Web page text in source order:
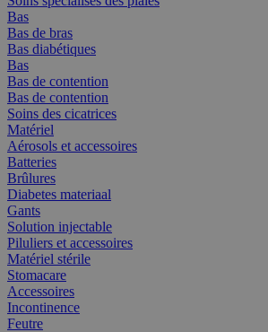
Bas
Bas de bras
Bas diabétiques
Bas
Bas de contention
Bas de contention
Soins des cicatrices
Matériel
Aérosols et accessoires
Batteries
Brûlures
Diabetes materiaal
Gants
Solution injectable
Piluliers et accessoires
Matériel stérile
Stomacare
Accessoires
Incontinence
Feutre